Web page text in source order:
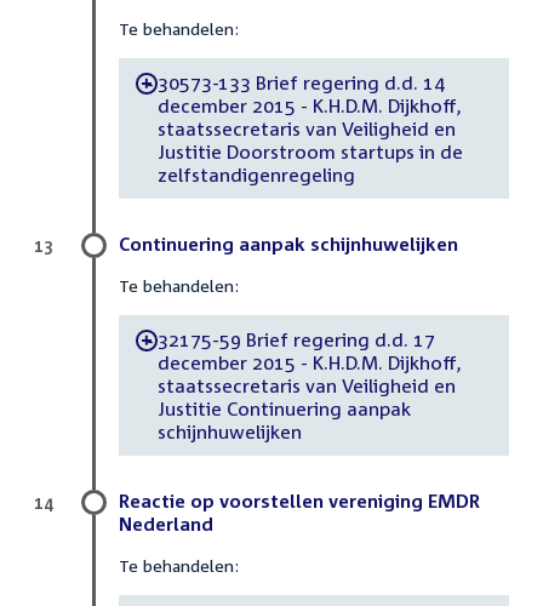
Te behandelen:
-30573-133 Brief regering d.d. 14
december 2015 - K.H.D.M. Dijkhoff,
staatssecretaris van Veiligheid en
Justitie Doorstroom startups in de
zelfstandigenregeling
Continuering aanpak schijnhuwelijken
Te behandelen:
-32175-59 Brief regering d.d. 17
december 2015 - K.H.D.M. Dijkhoff,
staatssecretaris van Veiligheid en
Justitie Continuering aanpak
schijnhuwelijken
13
Reactie op voorstellen vereniging EMDR
Nederland
Te behandelen:
14